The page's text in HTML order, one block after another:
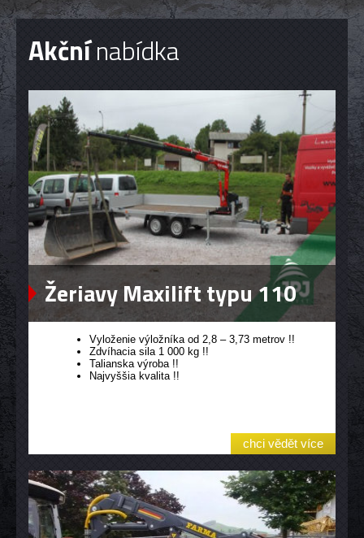
Akčnínabídka
Žeriavy Maxilift typu 110
Vyloženie výložníka od 2,8 – 3,73 metrov !!
Zdvíhacia sila 1 000 kg !!
Talianska výroba !!
Najvyššia kvalita !!
chci vědět více